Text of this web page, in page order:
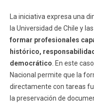
La iniciativa expresa una
la Universidad de Chile y
formar profesionales
histórico,
democrático . En este
Nacional permite que la
directamente con tareas
la preservación de